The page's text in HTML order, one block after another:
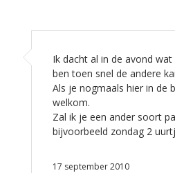
Ik dacht al in de avond
ben toen snel de andere
Als je nogmaals hier in de
welkom.
Zal ik je een ander soort
bijvoorbeeld zondag 2
17 september 2010